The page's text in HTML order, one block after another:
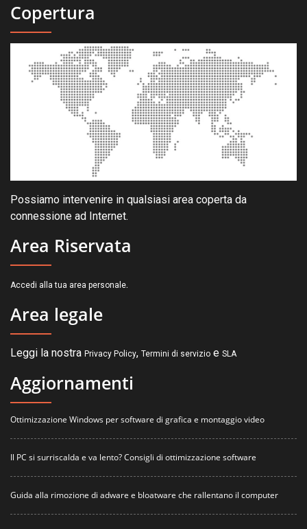
Copertura
Possiamo intervenire in qualsiasi area coperta da
connessione ad Internet.
Area Riservata
Accedi alla tua area personale.
Area legale
Leggi la nostra Privacy Policy, Termini di servizio e SLA
Aggiornamenti
Ottimizzazione Windows per software di grafica e montaggio video
Il PC si surriscalda e va lento? Consigli di ottimizzazione software
Guida alla rimozione di adware e bloatware che rallentano il computer